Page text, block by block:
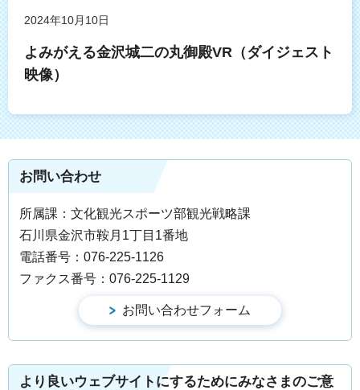
2024年10月10日
よみがえる金沢城二の丸御殿VR（ダイジェスト
映像）
お問い合わせ
所属課：文化観光スポーツ部観光戦略課
石川県金沢市鞍月1丁目1番地
電話番号：076-225-1126
ファクス番号：076-225-1129
より良いウェブサイトにするためにみなさまのご意